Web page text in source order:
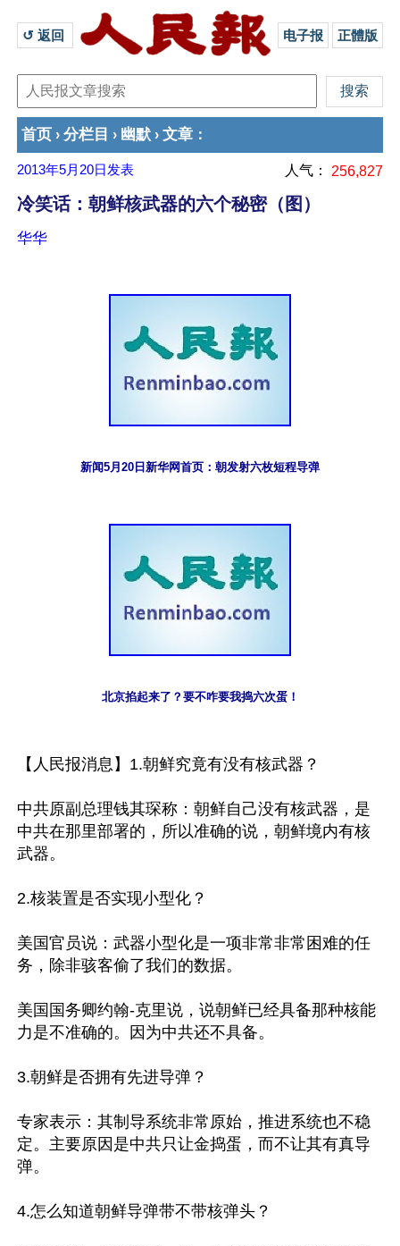
↺ 返回 电子报 正體版
首页 › 分栏目 › 幽默 › 文章 ：
2013年5月20日 发表 人气： 256,827
冷笑话：朝鲜核武器的六个秘密（图）
华华
新闻5月20日新华网首页：朝发射六枚短程导弹
北京掐起来了？要不咋要我捣六次蛋！
【人民报消息】1.朝鲜究竟有没有核武器？
中共原副总理钱其琛称：朝鲜自己没有核武器，是
中共在那里部署的，所以准确的说，朝鲜境内有核
武器。
2.核装置是否实现小型化？
美国官员说：武器小型化是一项非常非常困难的任
务，除非骇客偷了我们的数据。
美国国务卿约翰-克里说，说朝鲜已经具备那种核能
力是不准确的。因为中共还不具备。
3.朝鲜是否拥有先进导弹？
专家表示：其制导系统非常原始，推进系统也不稳
定。主要原因是中共只让金捣蛋，而不让其有真导
弹。
4.怎么知道朝鲜导弹带不带核弹头？